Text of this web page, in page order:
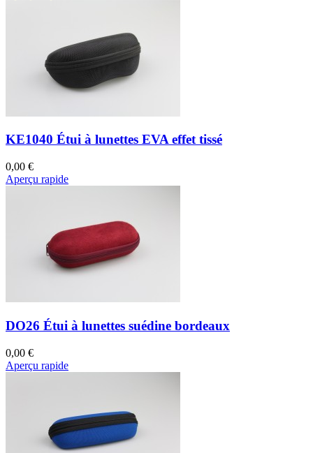
KE1040 Étui à lunettes EVA effet tissé
0,00 €
Aperçu rapide
DO26 Étui à lunettes suédine bordeaux
0,00 €
Aperçu rapide